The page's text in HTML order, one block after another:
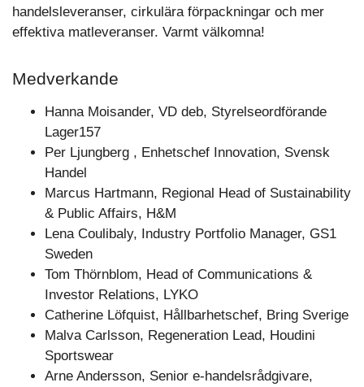
handelsleveranser, cirkulära förpackningar och mer
effektiva matleveranser. Varmt välkomna!
Medverkande
Hanna Moisander, VD deb, Styrelseordförande
Lager157
Per Ljungberg , Enhetschef Innovation, Svensk
Handel
Marcus Hartmann, Regional Head of Sustainability
& Public Affairs, H&M
Lena Coulibaly, Industry Portfolio Manager, GS1
Sweden
Tom Thörnblom, Head of Communications &
Investor Relations, LYKO
Catherine Löfquist, Hållbarhetschef, Bring Sverige
Malva Carlsson, Regeneration Lead, Houdini
Sportswear
Arne Andersson, Senior e-handelsrådgivare,